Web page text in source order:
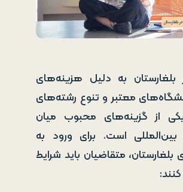
به دلیل هزینه‌های
معتبر و تنوع رشته‌های
از گزینه‌های محبوب میان
بین‌المللی است. برای ورود به
بلغارستان، متقاضیان باید شرایط